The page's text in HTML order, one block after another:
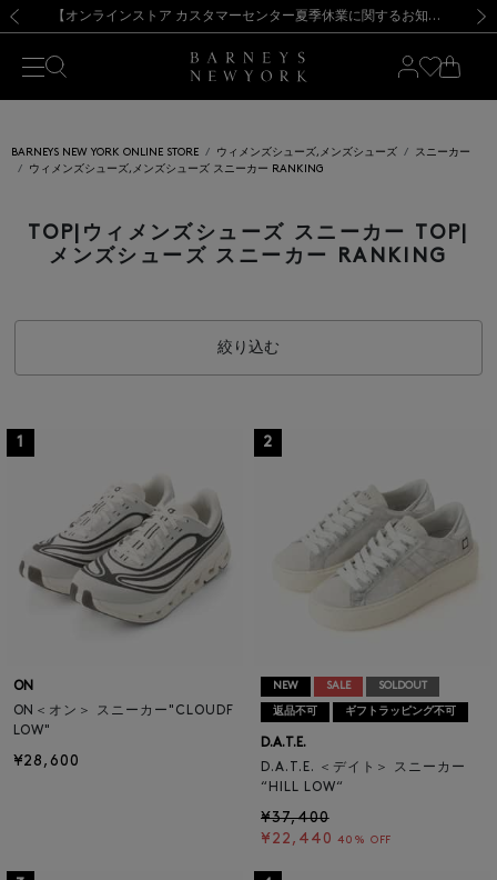
新規登録のお客様も対象！＜MY BARNEYS＞会員のお客様は11,000円（税込）以上のお買上げで常時送料無料！お買い物の際は会員登録を！
【夏季休業に伴う出荷一時停止のお知らせ】(2026.8.7) 【オンラインストア カスタマーセンター夏季休業に関するお知らせ】（2026.8.7）
【夏季休業に伴う返品・交換承り一時停止のお知らせ】（2026.8.5）
熊本県を中心とした地震の影響によるお荷物のお届けについて
【開催中】SUMMER SALEのご案内・ご注意事項 新規登録のお客様も対象！＜MY BARNEYS＞会員のお客様は11,000円（税込）以上のお買上げで常時送料無料！お買い物の際は会員登録を！
【夏季休業に伴う出荷一時停止のお知らせ】(2026.8.7)
BARNEYS NEW YORK ONLINE STORE ウィメンズシューズ,メンズシューズ
スニーカー
ウィメンズシューズ,メンズシューズ スニーカー RANKING
TOP|ウィメンズシューズ スニーカー TOP|
メンズシューズ スニーカー RANKING
絞り込む
1
ON
ON＜オン＞ スニーカー"CLOUDF
LOW"
¥28,600
2
NEW SALE SOLDOUT
返品不可 ギフトラッピング不可
D.A.T.E.
D.A.T.E. ＜デイト＞ スニーカー
“HILL LOW“
¥37,400
¥22,440 40% OFF